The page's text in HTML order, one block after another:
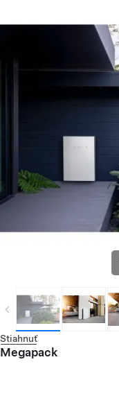
Stiahnuť
Megapack